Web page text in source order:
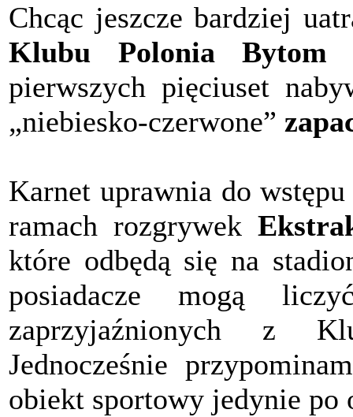
Chcąc jeszcze bardziej
Klubu Polonia Bytom
pierwszych pięciuset
„niebiesko-czerwone”
Karnet uprawnia do
ramach rozgrywek
które odbędą się na
posiadacze mogą
zaprzyjaźnionych z
Jednocześnie
obiekt sportowy jedynie po